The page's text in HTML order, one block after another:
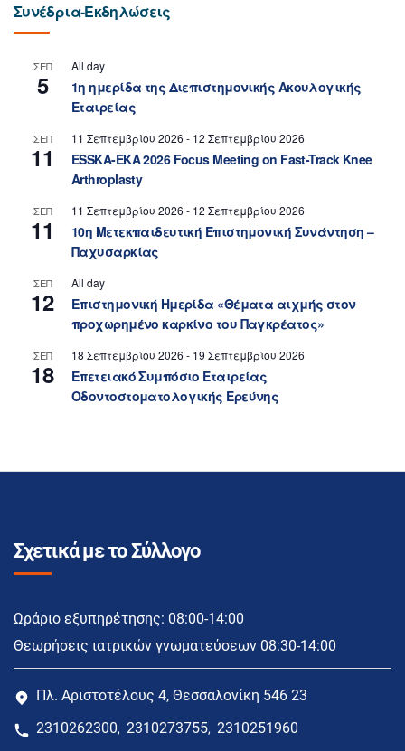
Συνέδρια-Εκδηλώσεις
ΣΕΠ
5
All day
1η ημερίδα της Διεπιστημονικής Ακουλογικής
Εταιρείας
ΣΕΠ
11
11 Σεπτεμβρίου 2026 - 12 Σεπτεμβρίου 2026
ESSKA-EKA 2026 Focus Meeting on Fast-Track Knee
Arthroplasty
ΣΕΠ
11
11 Σεπτεμβρίου 2026 - 12 Σεπτεμβρίου 2026
10η Μετεκπαιδευτική Επιστημονική Συνάντηση –
Παχυσαρκίας
ΣΕΠ
12
All day
Επιστημονική Ημερίδα «Θέματα αιχμής στον
προχωρημένο καρκίνο του Παγκρέατος»
ΣΕΠ
18
18 Σεπτεμβρίου 2026 - 19 Σεπτεμβρίου 2026
Επετειακό Συμπόσιο Εταιρείας
Οδοντοστοματολογικής Ερεύνης
Σχετικά με το Σύλλογο
Ωράριο εξυπηρέτησης: 08:00-14:00
Θεωρήσεις ιατρικών γνωματεύσεων 08:30-14:00
Πλ. Αριστοτέλους 4, Θεσσαλονίκη 546 23
2310262300, 2310273755, 2310251960